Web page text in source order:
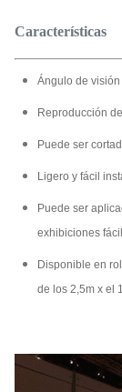
Características
Ángulo de
Reproducción
Puede ser
Ligero y fácil
Puede ser
exhibiciones
Disponible en
de los 2,5m x el